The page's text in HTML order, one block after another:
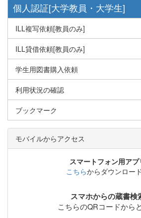
個人認証[大学教員・大学生]
ILL複写依頼[教員のみ]
ILL貸借依頼[教員のみ]
学生用図書購入依頼
利用状況の確認
ブックマーク
モバイルからアクセス
スマートフォン用アプ
こちらからダウンロー
スマホからの蔵書検
こちらのQRコードから